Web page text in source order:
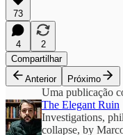
73
4
2
Compartilhar
Anterior
Próximo
Uma publicação
The Elegant Ruin
Investigations,
collapse, by